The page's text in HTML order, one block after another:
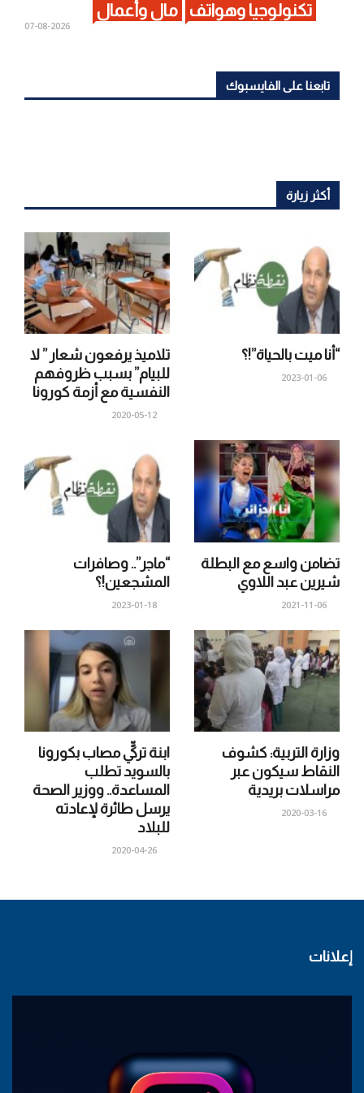
تكنولوجيا وهواتف مال وأعمال
2026-08-07
تابعنا على الفايسبوك
أكثر زيارة
تلاميذ يرفعون شعار ” لا
للبيام” بسبب ظروفهم
النفسية مع أزمة كورونا
2020-05-12
“أنا ميت بالحياة”!؟
2023-01-06
“ماجر”.. وصافرات
المشجعين!؟
2023-01-18
تضامن واسع مع البطلة
شيرين عبد اللاوي
2021-11-06
ابنة تركيٍّ مصاب بكورونا
بالسويد تطلب
المساعدة.. ووزير الصحة
يرسل طائرة لإعادته
للبلاد
2020-04-26
وزارة التربية: كشوف
النقاط سيكون عبر
مراسلات بريدية
2020-03-16
إعلانات